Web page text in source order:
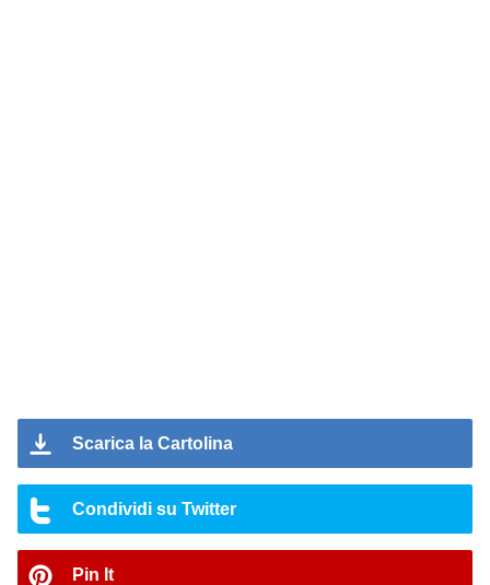
Scarica la Cartolina
Condividi su Twitter
Pin It